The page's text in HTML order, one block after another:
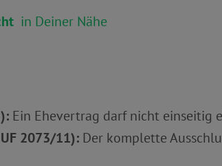
in Deiner Nähe
Ein Ehevertrag darf nicht einseitig
2073/11): Der komplette